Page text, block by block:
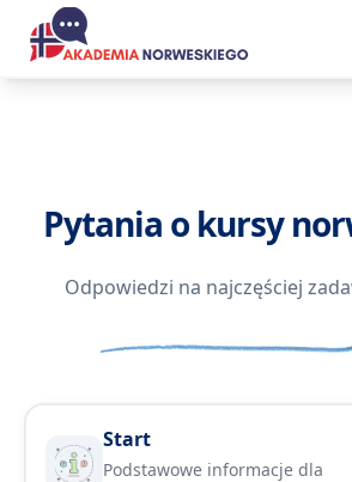
Pytania o kursy
Odpowiedzi na najczęściej
Start
Podstawowe informacje dla